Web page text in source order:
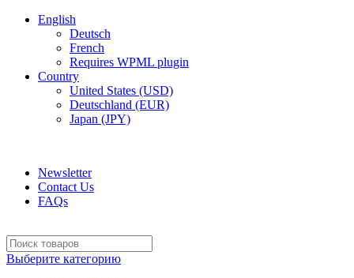
English
Deutsch
French
Requires WPML plugin
Country
United States (USD)
Deutschland (EUR)
Japan (JPY)
Newsletter
Contact Us
FAQs
Выберите категорию